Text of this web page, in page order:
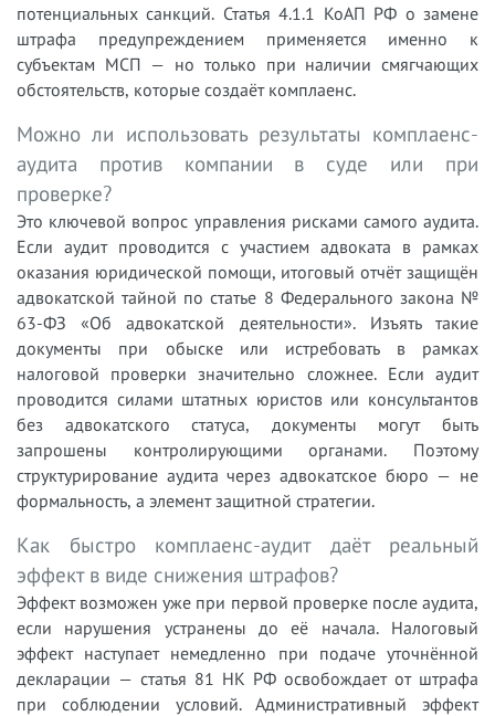
потенциальных санкций. Статья 4.1.1 КоАП РФ о замене
штрафа предупреждением применяется именно к
субъектам МСП — но только при наличии смягчающих
обстоятельств, которые создаёт комплаенс.
Можно ли использовать результаты комплаенс-
аудита против компании в суде или при
проверке?
Это ключевой вопрос управления рисками самого аудита.
Если аудит проводится с участием адвоката в рамках
оказания юридической помощи, итоговый отчёт защищён
адвокатской тайной по статье 8 Федерального закона №
63-ФЗ «Об адвокатской деятельности». Изъять такие
документы при обыске или истребовать в рамках
налоговой проверки значительно сложнее. Если аудит
проводится силами штатных юристов или консультантов
без адвокатского статуса, документы могут быть
запрошены контролирующими органами. Поэтому
структурирование аудита через адвокатское бюро — не
формальность, а элемент защитной стратегии.
Как быстро комплаенс-аудит даёт реальный
эффект в виде снижения штрафов?
Эффект возможен уже при первой проверке после аудита,
если нарушения устранены до её начала. Налоговый
эффект наступает немедленно при подаче уточнённой
декларации — статья 81 НК РФ освобождает от штрафа
при соблюдении условий. Административный эффект